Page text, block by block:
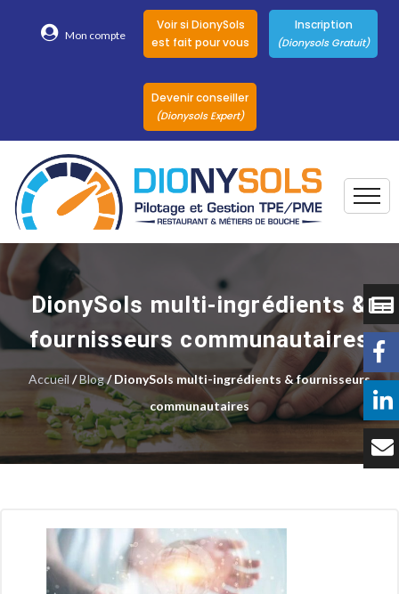
Mon compte
Voir si DionySols
est fait pour vous
Inscription
(Dionysols Gratuit)
Devenir conseiller
(Dionysols Expert)
Nos conseillers
DionySols
Nos versions
Nos autres
Solutions
Témoignages
Tarifs
DionySols multi-ingrédients &
fournisseurs communautaires
Accueil /Blog/ DionySols multi-ingrédients & fournisseurs
communautaires